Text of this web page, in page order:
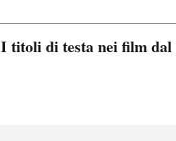
I titoli di testa nei film dal